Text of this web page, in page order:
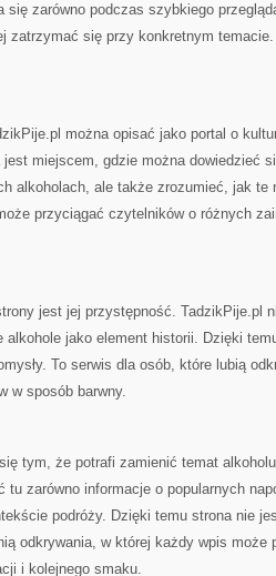
się zarówno podczas szybkiego
zatrzymać się przy konkretnym
można opisać jako portal o
miejscem, gdzie można dowiedzieć
alkoholach, ale także zrozumieć, jak te
przyciągać czytelników o różnych
jest jej przystępność. TadzikPije.pl
alkohole jako element historii. Dzięki
To serwis dla osób, które lubią
w sposób barwny.
tym, że potrafi zamienić temat
tu zarówno informacje o popularnych
podróży. Dzięki temu strona nie
odkrywania, w której każdy wpis może
i kolejnego smaku.